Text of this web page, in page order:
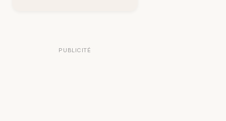
PUBLICITÉ